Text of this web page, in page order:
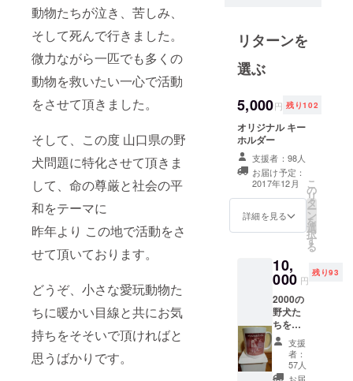
動物たちが泣き、苦しみ、
そして死んで行きました。
微力ながら一匹でも多くの
動物を救いたい一心で活動
をさせて頂きました。
そして、この度 山口県の野
犬問題に特化させて頂きま
して、命の尊厳と社会の平
和をテーマに
昨年より この地で活動をさ
せて頂いております。
どうぞ、小さな愛玩動物た
ちに暖かい目線と共にお気
持ちをそそいで頂ければと
思うばかりです。
〔平山 ガ
ンマン〕と
させて頂い
す。
2011年の東
日本大震災
での福島原
発メルトダ
ウンによっ
て
避難された
残してし
の飼い犬た
ちを
保護すべく
現地、飯舘
村にて動物
リターンを
選ぶ
5,000円 残り102
オリジナル キー
ホルダー
支援者：98人
お届け予定：
2017年12月
詳細を見る
こ
の
リ
タ
ー
ン
を
選
択
す
る
10,
000 円
残り93
2000の
野犬た
ちを救
え！プ
ロジェ
クトの
オリジ
支援
者：
57人